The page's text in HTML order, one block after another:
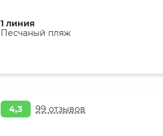
1 линия
Песчаный пляж
4,3 99 отзывов